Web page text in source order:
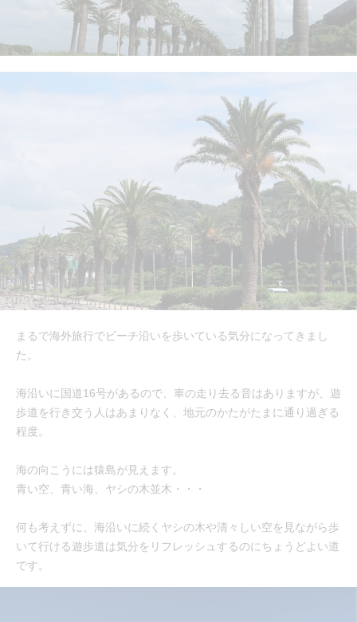
まるで海外旅行でビーチ沿いを歩いている気分になってきまし
た。
海沿いに国道16号があるので、車の走り去る音はありますが、遊
歩道を行き交う人はあまりなく、地元のかたがたまに通り過ぎる
程度。
海の向こうには猿島が見えます。
青い空、青い海、ヤシの木並木・・・
何も考えずに、海沿いに続くヤシの木や清々しい空を見ながら歩
いて行ける遊歩道は気分をリフレッシュするのにちょうどよい道
です。